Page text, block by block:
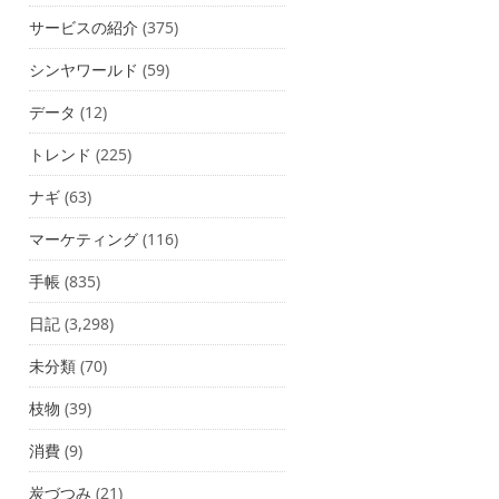
サービスの紹介 (375)
シンヤワールド (59)
データ (12)
トレンド (225)
ナギ (63)
マーケティング (116)
手帳 (835)
日記 (3,298)
未分類 (70)
枝物 (39)
消費 (9)
炭づつみ (21)